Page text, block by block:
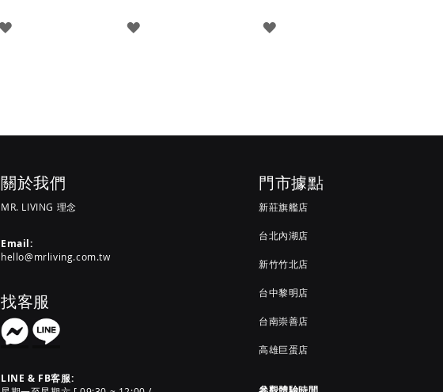
登
登
登
關於我們
MR. LIVING 理念
Email:
hello@mrliving.com.tw
找客服
LINE & FB客服:
門市據點
新莊旗艦店
台北內湖店
新竹竹北店
台中黎明店
台南崇善店
高雄巨蛋店